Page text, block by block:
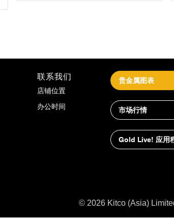
联系我们
店铺位置
办公时间
贵金属图表
市场行情
Gold Live! 应用
© 2026 Kitco (Asia)